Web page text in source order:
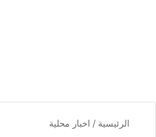
الرئيسية / اخبار محلية